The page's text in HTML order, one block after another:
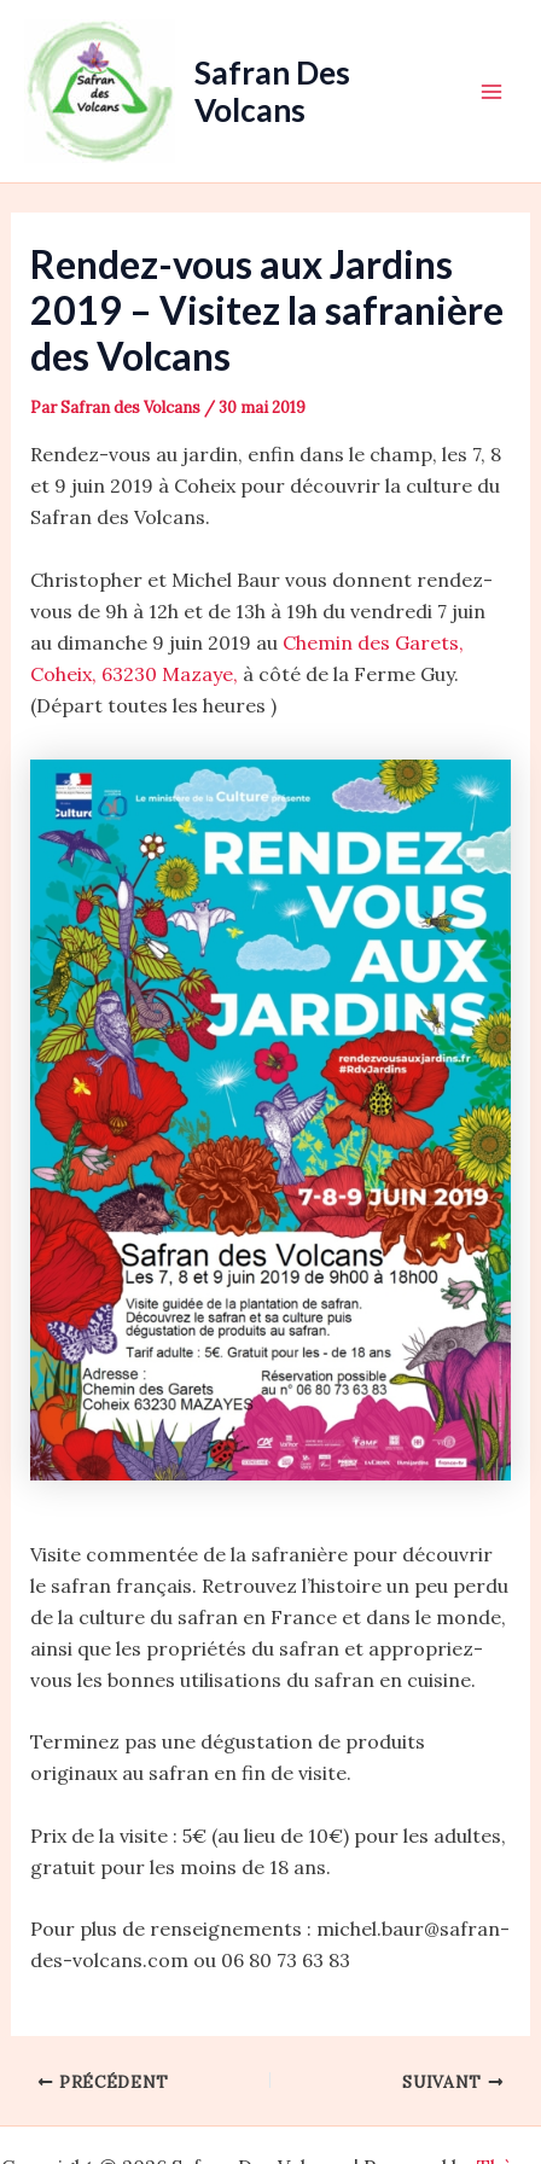
contenu
Safran Des
Volcans
Rendez-vous aux Jardins
2019 – Visitez la safranière
des Volcans
ParSafran des Volcans /30 mai 2019
Rendez-vous au jardin, enfin dans le champ, les 7, 8
et 9 juin 2019 à Coheix pour découvrir la culture du
Safran des Volcans.
Christopher et Michel Baur vous donnent rendez-
vous de 9h à 12h et de 13h à 19h du vendredi 7 juin
au dimanche 9 juin 2019 au Chemin des Garets,
Coheix, 63230 Mazaye, à côté de la Ferme Guy.
(Départ toutes les heures )
Visite commentée de la safranière pour découvrir
le safran français. Retrouvez l’histoire un peu perdu
de la culture du safran en France et dans le monde,
ainsi que les propriétés du safran et appropriez-
vous les bonnes utilisations du safran en cuisine.
Terminez pas une dégustation de produits
originaux au safran en fin de visite.
Prix de la visite : 5€ (au lieu de 10€) pour les adultes,
gratuit pour les moins de 18 ans.
Pour plus de renseignements : michel.baur@safran-
des-volcans.com ou 06 80 73 63 83
PRÉCÉDENT SUIVANT